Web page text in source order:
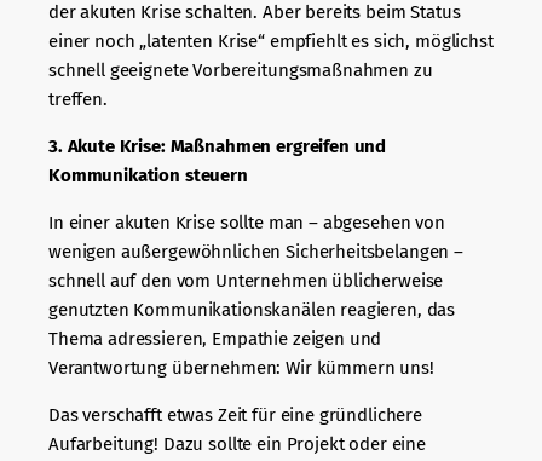
der akuten Krise schalten. Aber bereits beim Status
einer noch „latenten Krise“ empfiehlt es sich, möglichst
schnell geeignete Vorbereitungsmaßnahmen zu
treffen.
3. Akute Krise: Maßnahmen ergreifen und
Kommunikation steuern
In einer akuten Krise sollte man – abgesehen von
wenigen außergewöhnlichen Sicherheitsbelangen –
schnell auf den vom Unternehmen üblicherweise
genutzten Kommunikationskanälen reagieren, das
Thema adressieren, Empathie zeigen und
Verantwortung übernehmen: Wir kümmern uns!
Das verschafft etwas Zeit für eine gründlichere
Aufarbeitung! Dazu sollte ein Projekt oder eine